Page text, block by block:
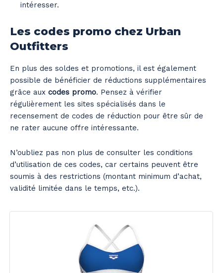
intéresser.
Les codes promo chez Urban
Outfitters
En plus des soldes et promotions, il est également
possible de bénéficier de réductions supplémentaires
grâce aux codes promo. Pensez à vérifier
régulièrement les sites spécialisés dans le
recensement de codes de réduction pour être sûr de
ne rater aucune offre intéressante.
N’oubliez pas non plus de consulter les conditions
d’utilisation de ces codes, car certains peuvent être
soumis à des restrictions (montant minimum d’achat,
validité limitée dans le temps, etc.).